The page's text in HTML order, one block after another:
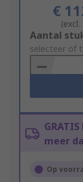
€
Add
to
Basket
Aantal
selecteer of
meer
Op